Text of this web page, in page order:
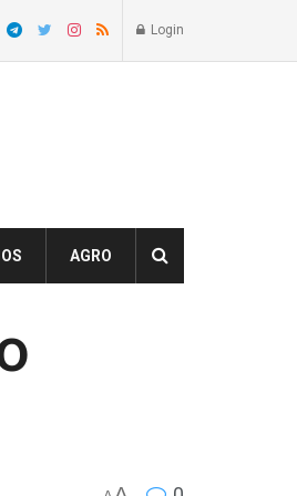
Login
AGRO